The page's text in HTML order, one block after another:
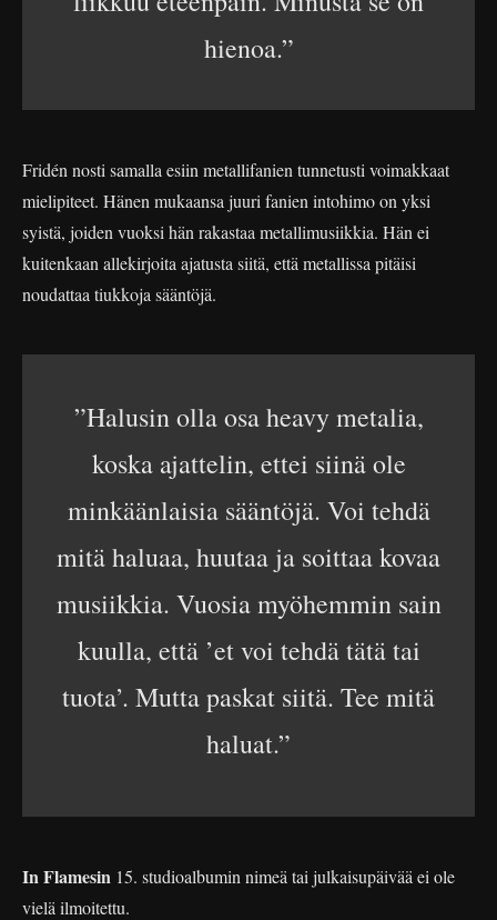
hienoa.”
Fridén nosti samalla esiin metallifanien tunnetusti voimakkaat
mielipiteet. Hänen mukaansa juuri fanien intohimo on yksi
syistä, joiden vuoksi hän rakastaa metallimusiikkia. Hän ei
kuitenkaan allekirjoita ajatusta siitä, että metallissa pitäisi
noudattaa tiukkoja sääntöjä.
”Halusin olla osa heavy metalia,
koska ajattelin, ettei siinä ole
minkäänlaisia sääntöjä. Voi tehdä
mitä haluaa, huutaa ja soittaa kovaa
musiikkia. Vuosia myöhemmin sain
kuulla, että ’et voi tehdä tätä tai
tuota’. Mutta paskat siitä. Tee mitä
haluat.”
In Flamesin 15. studioalbumin nimeä tai julkaisupäivää ei ole
vielä ilmoitettu.